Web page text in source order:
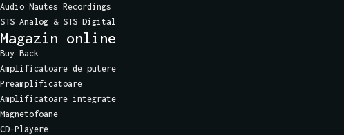
Audio Nautes Recordings
STS Analog & STS Digital
Magazin online
Buy Back
Amplificatoare de putere
Preamplificatoare
Amplificatoare integrate
Magnetofoane
CD-Playere